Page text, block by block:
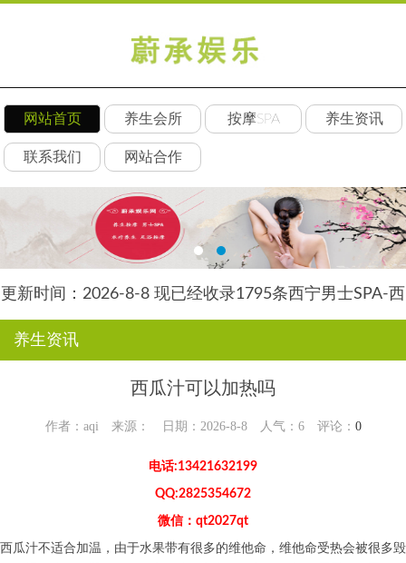
网站首页 养生会所 按摩SPA 养生资讯
联系我们 网站合作
更新时间：2026-8-8 现已经收录1795条西宁男士SPA-西
养生资讯
西瓜汁可以加热吗
作者：aqi 来源： 日期：2026-8-8 人气： 6评论： 0
电话:13421632199
QQ:2825354672
微信：qt2027qt
西瓜汁不适合加温，由于水果带有很多的维他命，维他命受热会被很多毁